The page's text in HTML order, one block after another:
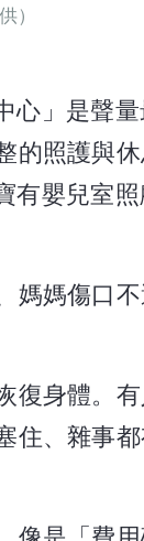
）
心」是聲
照護與休
有嬰兒室
媽媽傷口
復身體。
住、雜事